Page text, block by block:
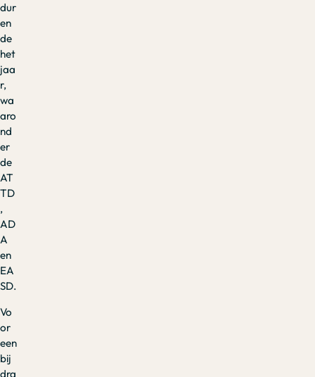
dur
en
de
het
jaa
r,
wa
aro
nd
er
de
AT
TD
,
AD
A
en
EA
SD.
Vo
or
een
bij
dra